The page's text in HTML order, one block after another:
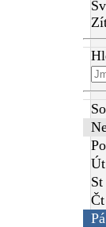
So
Po
Út
St
Čt
Pá